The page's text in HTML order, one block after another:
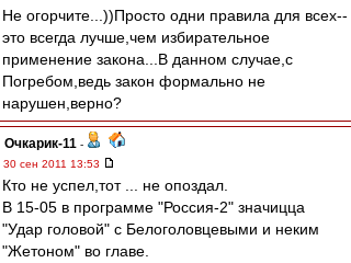
Не огорчите...))Просто одни правила для всех--
это всегда лучше,чем избирательное
применение закона...В данном случае,с
Погребом,ведь закон формально не
нарушен,верно?
Очкарик-11 -
30 сен 2011 13:53
Кто не успел,тот ... не опоздал.
В 15-05 в программе "Россия-2" значицца
"Удар головой" с Белоголовцевыми и неким
"Жетоном" во главе.